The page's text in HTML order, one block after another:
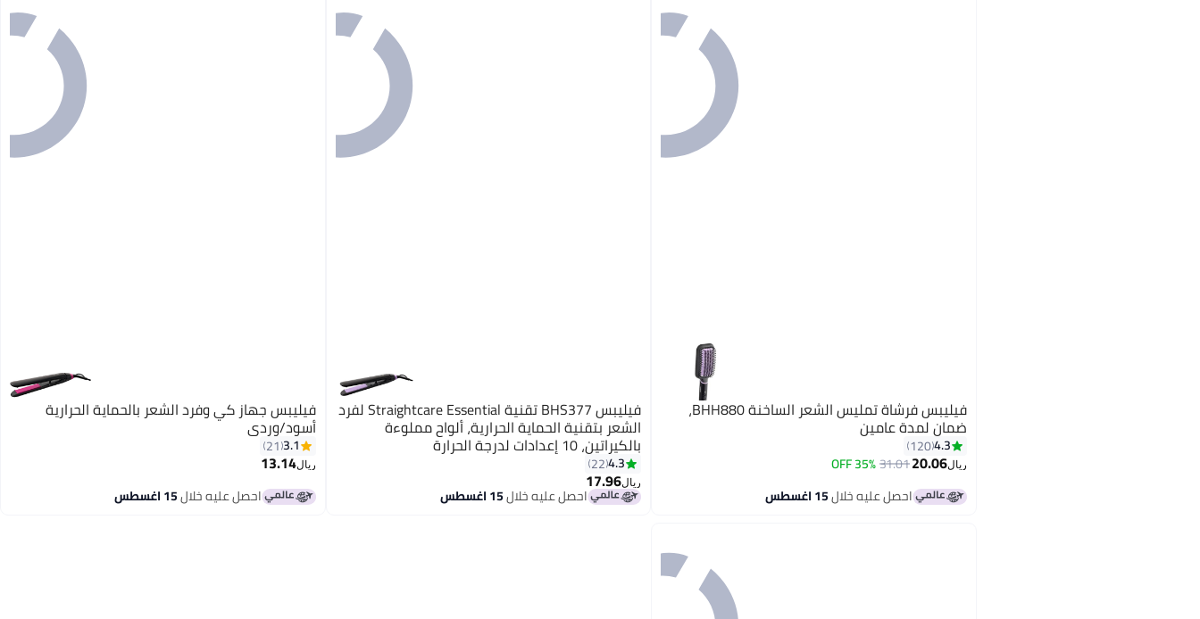
فيليبس فرشاة تمليس الشعر الساخنة BHH880،
ضمان لمدة عامين
4.3
120
ريال20.06
31.01
35% OFF
احصل عليه خلال15 اغسطس
فيليبس BHS377 تقنية Straightcare Essential لفرد
الشعر بتقنية الحماية الحرارية، ألواح مملوءة
بالكيراتين، 10 إعدادات لدرجة الحرارة
4.3
22
ريال17.96
احصل عليه خلال15 اغسطس
فيليبس جهاز كي وفرد الشعر بالحماية الحرارية
أسود/وردي
3.1
21
ريال13.14
احصل عليه خلال15 اغسطس